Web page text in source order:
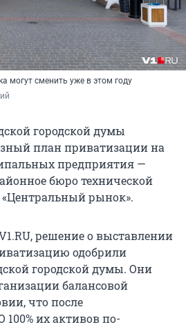
могут сменить уже в этом году
городской думы
план приватизации на
предприятия —
бюро технической
рынок».
решение о выставлении
одобрили
городской думы. Они
балансовой
что после
их активов по-